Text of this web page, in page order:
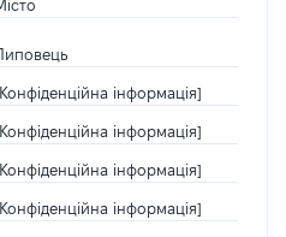
інформація]
інформація]
інформація]
інформація]